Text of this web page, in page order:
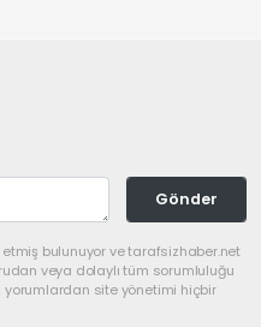
Gönder
etmiş bulunuyor ve tarafsizhaber.net
veya dolaylı tüm sorumluluğu
yorumlardan site yönetimi hiçbir